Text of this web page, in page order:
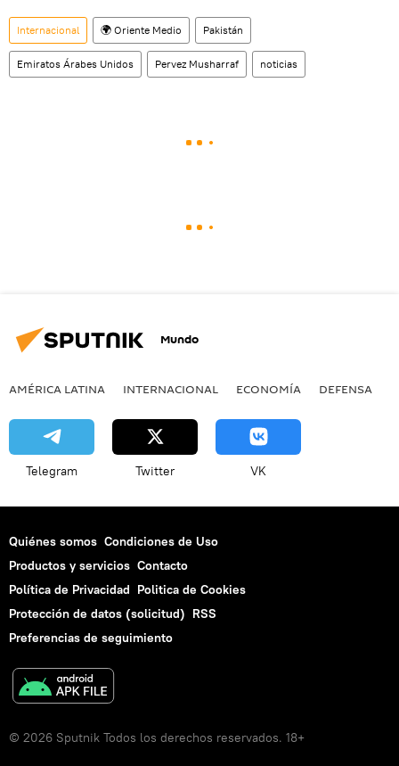
Internacional 🌍 Oriente Medio Pakistán
Emiratos Árabes Unidos Pervez Musharraf noticias
Mundo
AMÉRICA LATINA INTERNACIONAL ECONOMÍA DEFENSA
Telegram Twitter VK
Quiénes somos Condiciones de Uso
Productos y servicios Contacto
Política de Privacidad Politica de Cookies
Protección de datos (solicitud) RSS
Preferencias de seguimiento
© 2026 Sputnik Todos los derechos reservados. 18+